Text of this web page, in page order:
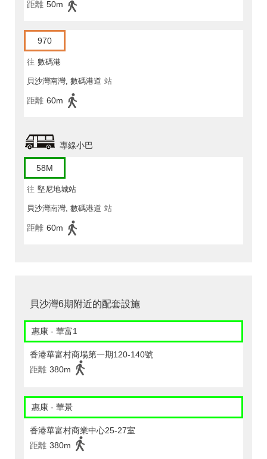
距離 50m
970
往 數碼港
貝沙灣南灣, 數碼港道 站
距離 60m
專線小巴
58M
往 堅尼地城站
貝沙灣南灣, 數碼港道 站
距離 60m
貝沙灣6期附近的配套設施
惠康 - 華富1
香港華富村商場第一期120-140號
距離 380m
惠康 - 華景
香港華富村商業中心25-27室
距離 380m